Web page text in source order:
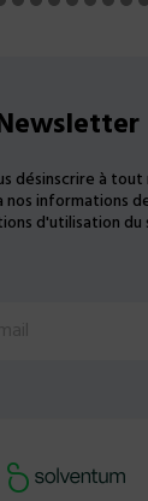
désinscrire à
informations
d'utilisation du